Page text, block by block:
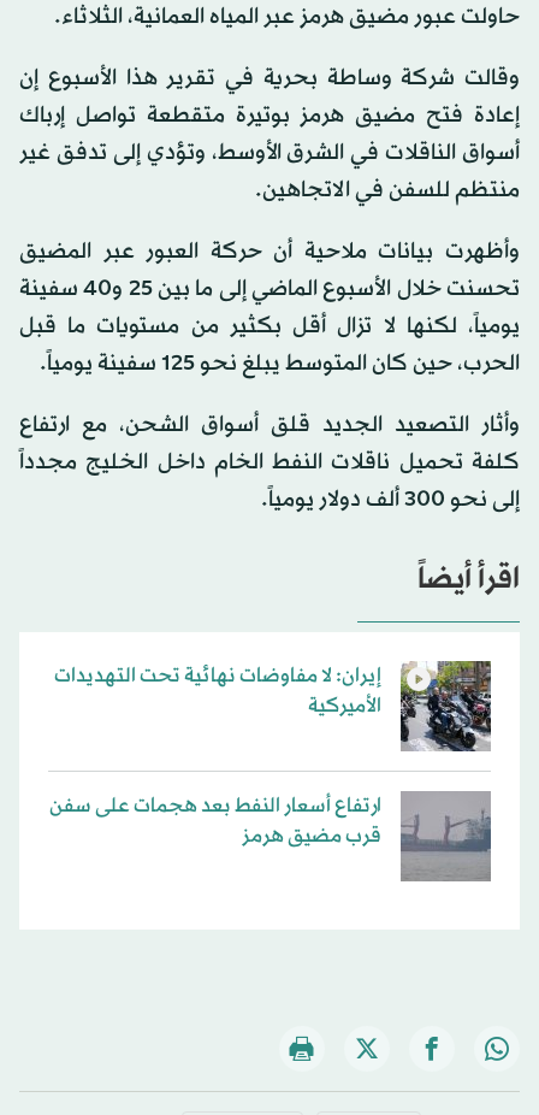
حاولت عبور مضيق هرمز عبر المياه العمانية، الثلاثاء.
وقالت شركة وساطة بحرية في تقرير هذا الأسبوع إن
إعادة فتح مضيق هرمز بوتيرة متقطعة تواصل إرباك
أسواق الناقلات في الشرق الأوسط، وتؤدي إلى تدفق غير
منتظم للسفن في الاتجاهين.
وأظهرت بيانات ملاحية أن حركة العبور عبر المضيق
تحسنت خلال الأسبوع الماضي إلى ما بين 25 و40 سفينة
يومياً، لكنها لا تزال أقل بكثير من مستويات ما قبل
الحرب، حين كان المتوسط يبلغ نحو 125 سفينة يومياً.
وأثار التصعيد الجديد قلق أسواق الشحن، مع ارتفاع
كلفة تحميل ناقلات النفط الخام داخل الخليج مجدداً
إلى نحو 300 ألف دولار يومياً.
اقرأ أيضاً
إيران: لا مفاوضات نهائية تحت التهديدات
الأميركية
ارتفاع أسعار النفط بعد هجمات على سفن
قرب مضيق هرمز